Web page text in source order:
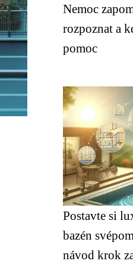
Nemoc
rozpoznat a
pomoc
Postavte si
bazén
návod krok